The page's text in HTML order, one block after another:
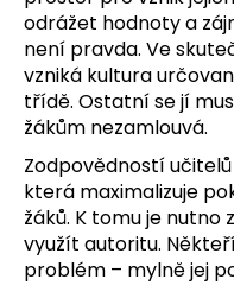
odrážet hodnoty a
není pravda. Ve
vzniká kultura
třídě. Ostatní se jí
žákům nezamlouvá.
Zodpovědností
která maximalizuje
žáků. K tomu je
využít autoritu.
problém – mylně jej